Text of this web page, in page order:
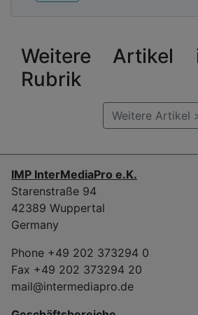
Weitere Artikel
Rubrik
Weitere Artikel
IMP InterMediaPro e.K.
Starenstraße 94
42389 Wuppertal
Germany
Phone +49 202 373294 0
Fax +49 202 373294 20
mail@intermediapro.de